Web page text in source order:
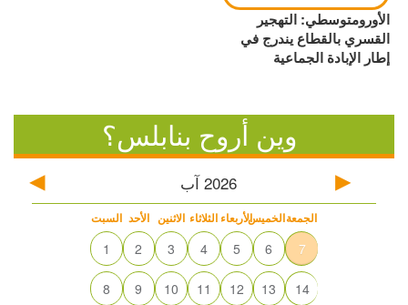
الأورومتوسطي: التهجير
القسري بالقطاع يندرج في
إطار الإبادة الجماعية
وين أروح بنابلس؟
2026 آب
السبت الأحد الاثنين الثلاثاء الأربعاءالخميسالجمعة
1 2 3 4 5 6 7
8 9 10 11 12 13 14